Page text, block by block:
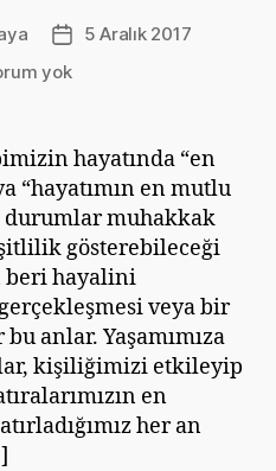
Yazı
tarihi
5 Aralık 2017
yokŞimdi
ve
hayallerinizi
tekrar
gözden
geçirin
hayatında “en
“hayatımın en mutlu
durumlar muhakkak
gösterebileceği
beri hayalini
veya bir
anlar. Yaşamımıza
kişiliğimizi etkileyip
en
her an